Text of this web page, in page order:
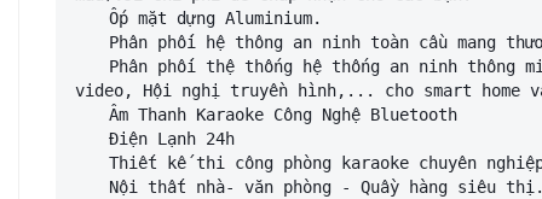
Ốp mặt dựng Aluminium.
Phân phối hệ thông an ninh toàn cầu mang
Phân phối thệ thống hệ thống an ninh thông
video, Hội nghị truyền hình,... cho smart
Âm Thanh Karaoke Công Nghệ Bluetooth
Điện Lạnh 24h
Thiết kế thi công phòng karaoke chuyên
Nội thất nhà- văn phòng - Quầy hàng siêu